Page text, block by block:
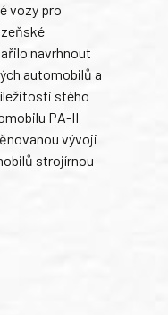
vozy pro
navrhnout
automobilů a
stého
PA-II
vývoji
strojírnou